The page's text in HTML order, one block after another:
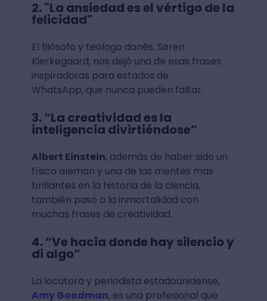
2. "La ansiedad es el vértigo de la
felicidad"
El filósofo y teólogo danés, Søren
Kierkegaard, nos dejó una de esas frases
inspiradoras para estados de
WhatsApp, que nunca pueden faltar.
3. “La creatividad es la
inteligencia divirtiéndose”
Albert Einstein, además de haber sido un
físico alemán y una de las mentes más
brillantes en la historia de la ciencia,
también pasó a la inmortalidad con
muchas frases de creatividad.
4. “Ve hacia donde hay silencio y
di algo”
La locutora y periodista estadounidense,
Amy Goodman, es una profesional que